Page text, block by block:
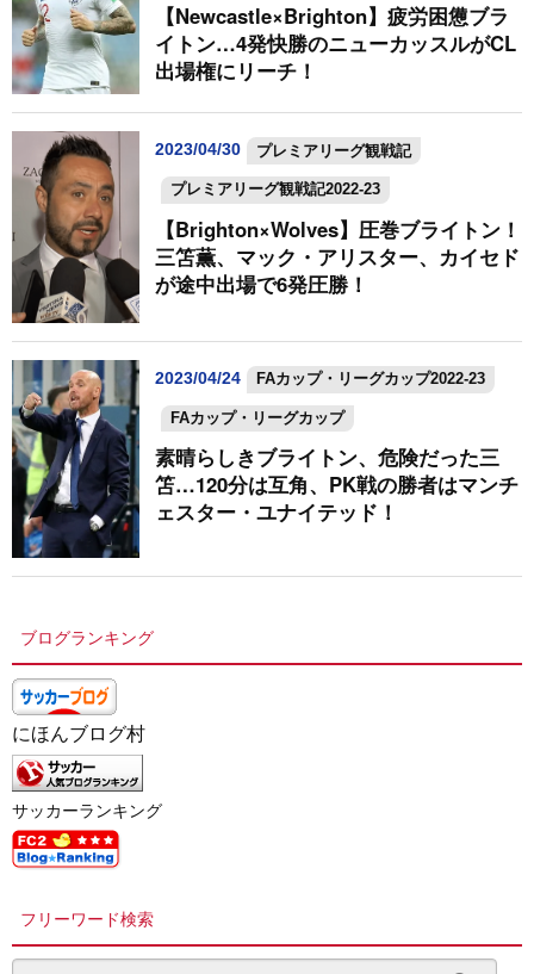
【Newcastle×Brighton】疲労困憊ブラ
イトン…4発快勝のニューカッスルがCL
出場権にリーチ！
2023/04/30 プレミアリーグ観戦記
プレミアリーグ観戦記2022-23
【Brighton×Wolves】圧巻ブライトン！
三笘薫、マック・アリスター、カイセド
が途中出場で6発圧勝！
2023/04/24 FAカップ・リーグカップ2022-23
FAカップ・リーグカップ
素晴らしきブライトン、危険だった三
笘…120分は互角、PK戦の勝者はマンチ
ェスター・ユナイテッド！
ブログランキング
にほんブログ村
サッカーランキング
フリーワード検索